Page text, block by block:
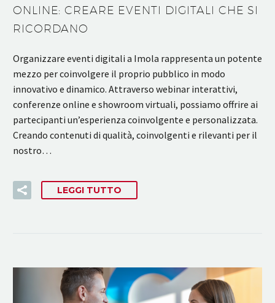
ONLINE: CREARE EVENTI DIGITALI CHE SI
RICORDANO
Organizzare eventi digitali a Imola rappresenta un potente
mezzo per coinvolgere il proprio pubblico in modo
innovativo e dinamico. Attraverso webinar interattivi,
conferenze online e showroom virtuali, possiamo offrire ai
partecipanti un’esperienza coinvolgente e personalizzata.
Creando contenuti di qualità, coinvolgenti e rilevanti per il
nostro…
LEGGI TUTTO